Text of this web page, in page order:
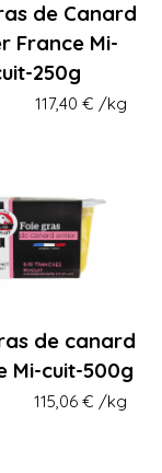
de Canard
France Mi-
250g
117,40 € /kg
de canard
Mi-cuit-500g
115,06 € /kg